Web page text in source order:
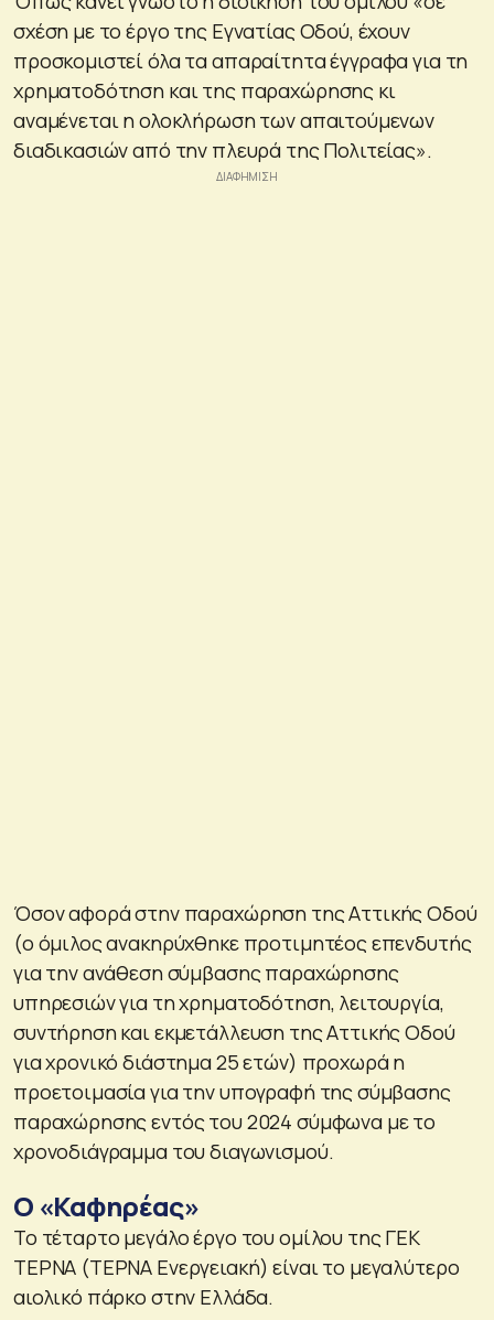
σχέση με το έργο της Εγνατίας Οδού, έχουν
προσκομιστεί όλα τα απαραίτητα έγγραφα για τη
χρηματοδότηση και της παραχώρησης κι
αναμένεται η ολοκλήρωση των απαιτούμενων
διαδικασιών από την πλευρά της Πολιτείας».
Όσον αφορά στην παραχώρηση της Αττικής Οδού
(ο όμιλος ανακηρύχθηκε προτιμητέος επενδυτής
για την ανάθεση σύμβασης παραχώρησης
υπηρεσιών για τη χρηματοδότηση, λειτουργία,
συντήρηση και εκμετάλλευση της Αττικής Οδού
για χρονικό διάστημα 25 ετών) προχωρά η
προετοιμασία για την υπογραφή της σύμβασης
παραχώρησης εντός του 2024 σύμφωνα με το
χρονοδιάγραμμα του διαγωνισμού.
Ο «Καφηρέας»
Το τέταρτο μεγάλο έργο του ομίλου της ΓΕΚ
ΤΕΡΝΑ (ΤΕΡΝΑ Ενεργειακή) είναι το μεγαλύτερο
αιολικό πάρκο στην Ελλάδα.